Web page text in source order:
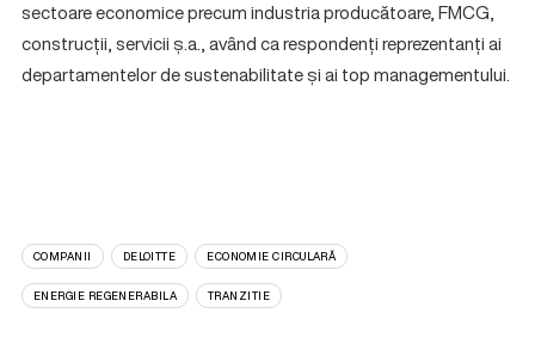
sectoare economice precum industria producătoare, FMCG,
construcții, servicii ș.a., având ca respondenți reprezentanți ai
departamentelor de sustenabilitate și ai top managementului.
COMPANII DELOITTE ECONOMIE CIRCULARĂ
ENERGIE REGENERABILA TRANZITIE